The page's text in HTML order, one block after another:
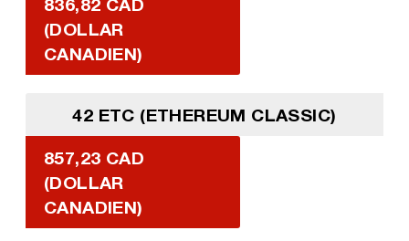
(DOLLAR
CANADIEN)
42 ETC (ETHEREUM CLASSIC)
857,23 CAD
(DOLLAR
CANADIEN)